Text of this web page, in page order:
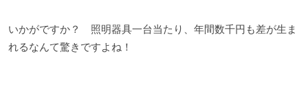
いかがですか？ 照明器具一台当たり、年間数千円も差が生ま
れるなんて驚きですよね！